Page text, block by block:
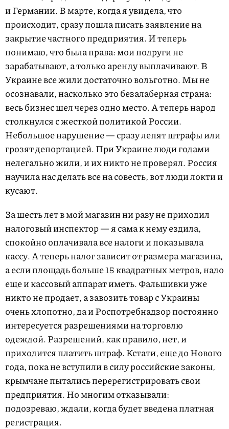
и Германии. В марте, когда я увидела, что
происходит, сразу пошла писать заявление на
закрытие частного предприятия. И теперь
понимаю, что была права: мои подруги не
зарабатывают, а только аренду выплачивают. В
Украине все жили достаточно вольготно. Мы не
осознавали, насколько это безалаберная страна:
весь бизнес шел через одно место. А теперь народ
столкнулся с жесткой политикой России.
Небольшое нарушение — сразу лепят штрафы или
грозят депортацией. При Украине люди годами
нелегально жили, и их никто не проверял. Россия
научила нас делать все на совесть, вот люди локти и
кусают.
За шесть лет в мой магазин ни разу не приходил
налоговый инспектор — я сама к нему ездила,
спокойно оплачивала все налоги и показывала
кассу. А теперь налог зависит от размера магазина,
а если площадь больше 15 квадратных метров, надо
еще и кассовый аппарат иметь. Фальшивки уже
никто не продает, а завозить товар с Украины
очень хлопотно, да и Роспотребнадзор постоянно
интересуется разрешениями на торговлю
одеждой. Разрешений, как правило, нет, и
приходится платить штраф. Кстати, еще до Нового
года, пока не вступили в силу российские законы,
крымчане пытались перерегистрировать свои
предприятия. Но многим отказывали:
подозреваю, ждали, когда будет введена платная
регистрация.